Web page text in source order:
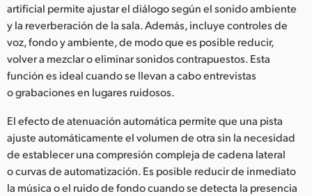
artificial permite ajustar el diálogo según el sonido ambiente
y la reverberación de la sala. Además, incluye controles de
voz, fondo y ambiente, de modo que es posible reducir,
volver a mezclar o eliminar sonidos contrapuestos. Esta
función es ideal cuando se llevan a cabo entrevistas
o grabaciones en lugares ruidosos.
El efecto de atenuación automática permite que una pista
ajuste automáticamente el volumen de otra sin la necesidad
de establecer una compresión compleja de cadena lateral
o curvas de automatización. Es posible reducir de inmediato
la música o el ruido de fondo cuando se detecta la presencia